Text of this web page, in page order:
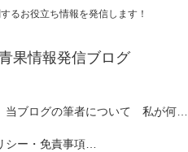
るお役立ち情報を発信します！
果情報発信ブログ
当ブログの筆者について 私が何者なのかを紹介します
プライバシーポリシー・免責事項など